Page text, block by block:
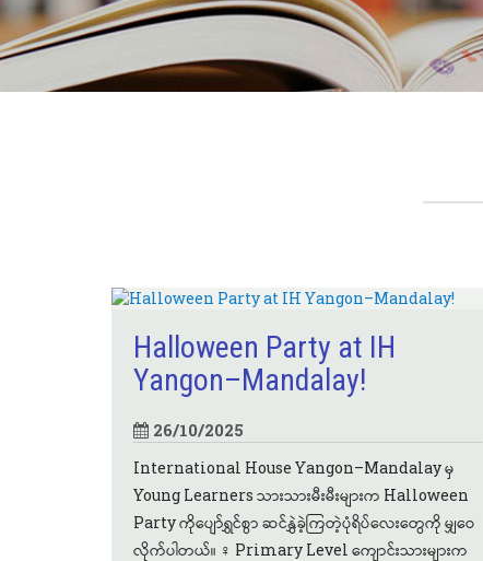
Halloween Party at IH
Yangon–Mandalay!
26/10/2025
International House Yangon–Mandalay မှ
Young Learners သားသားမီးမီးများက Halloween
Party ကိုပျော်ရွှင်စွာ ဆင်နွှဲခဲ့ကြတဲ့ပုံရိပ်လေးတွေကို မျှဝေ
လိုက်ပါတယ်။ ‍♀️ Primary Level ကျောင်းသားများက